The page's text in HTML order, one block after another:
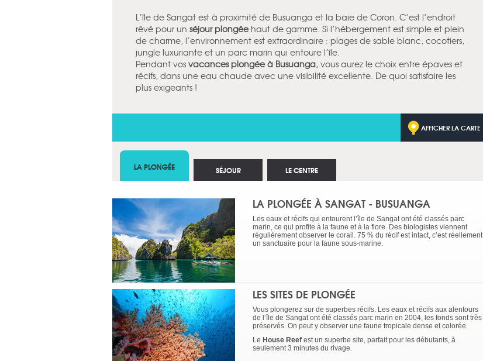
L’île de Sangat est à proximité de Busuanga et la baie de Coron. C’est l’endroit
rêvé pour un séjour plongée haut de gamme. Si l’hébergement est simple et plein
de charme, l’environnement est extraordinaire : plages de sable blanc, cocotiers,
jungle luxuriante et un parc marin qui entoure l’île.
Pendant vos vacances plongée à Busuanga, vous aurez le choix entre épaves et
récifs, dans une eau chaude avec une visibilité excellente. De quoi satisfaire les
plus exigeants !
AFFICHER LA CARTE
LA PLONGÉE
LA PLONGÉE À SANGAT - BUSUANGA
Les eaux et récifs qui entourent l’île de Sangat ont été classés parc
marin, ce qui profite à la faune et à la flore. Des biologistes viennent
régulièrement observer le corail. 75 % du récif est intact, c’est réellement
un sanctuaire pour la faune sous-marine.
LES SITES DE PLONGÉE
Vous plongerez sur de superbes récifs. Les eaux et récifs aux alentours
de l’île de Sangat ont été classés parc marin en 2004, les fonds sont très
préservés. On peut y observer une faune tropicale dense et colorée.
Le House Reef est un superbe site, parfait pour les débutants, à
seulement 3 minutes du rivage.
SÉJOUR LE CENTRE